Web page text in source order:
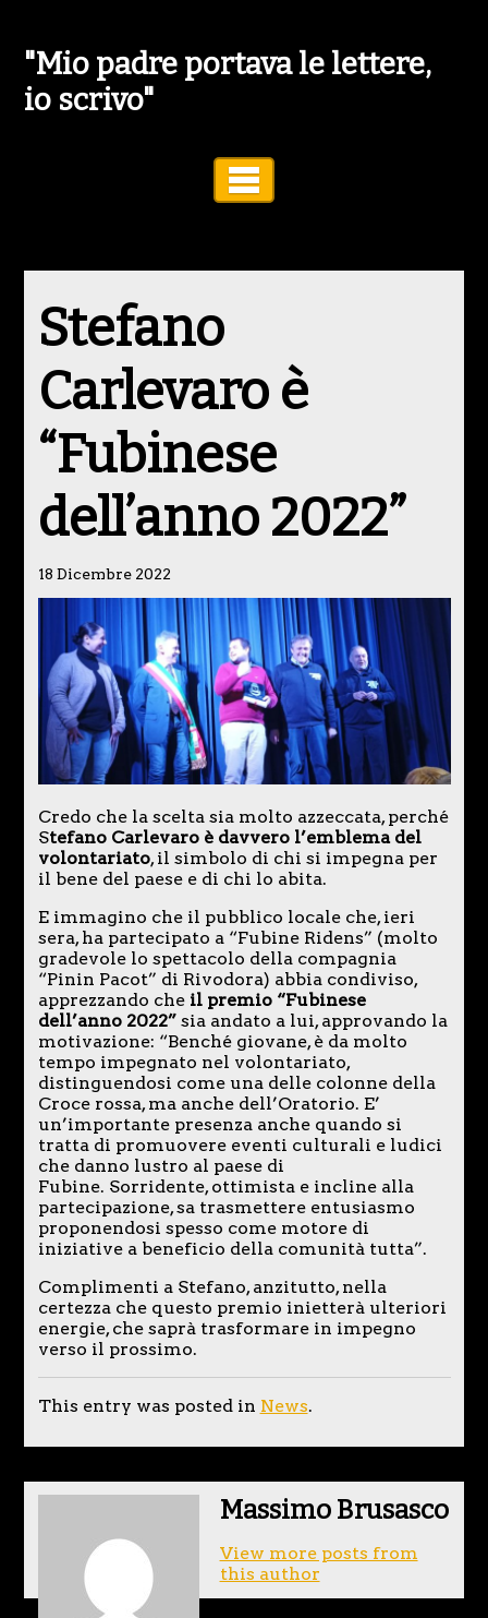
"Mio padre portava le lettere,
io scrivo"
Stefano
Carlevaro è
“Fubinese
dell’anno 2022”
18 Dicembre 2022
Credo che la scelta sia molto azzeccata, perché
Stefano Carlevaro è davvero l’emblema del
volontariato, il simbolo di chi si impegna per
il bene del paese e di chi lo abita.
E immagino che il pubblico locale che, ieri
sera, ha partecipato a “Fubine Ridens” (molto
gradevole lo spettacolo della compagnia
“Pinin Pacot” di Rivodora) abbia condiviso,
apprezzando che il premio “Fubinese
dell’anno 2022” sia andato a lui, approvando la
motivazione: “Benché giovane, è da molto
tempo impegnato nel volontariato,
distinguendosi come una delle colonne della
Croce rossa, ma anche dell’Oratorio. E’
un’importante presenza anche quando si
tratta di promuovere eventi culturali e ludici
che danno lustro al paese di
Fubine. Sorridente, ottimista e incline alla
partecipazione, sa trasmettere entusiasmo
proponendosi spesso come motore di
iniziative a beneficio della comunità tutta”.
Complimenti a Stefano, anzitutto, nella
certezza che questo premio inietterà ulteriori
energie, che saprà trasformare in impegno
verso il prossimo.
This entry was posted in News.
Massimo Brusasco
View more posts from
this author